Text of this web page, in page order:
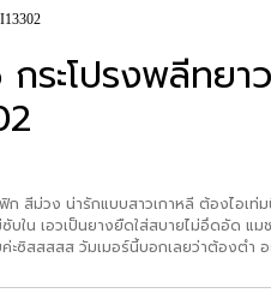
ระโปรงพลีทย
ก สีม่วง น่ารักแบบสาวเกาหลี ต้องไอเ
บใน เอวเป็นยางยืดใส่สบายไม่อึดอัด แ
ะซิสสสสส วัมเมอร์นี้บอกเลยว่าต้องตำ